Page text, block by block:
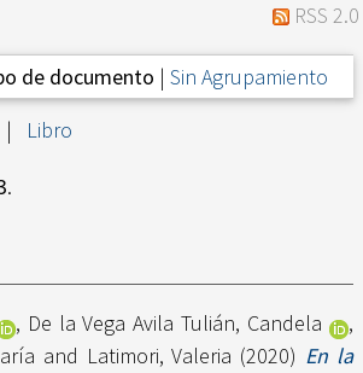
RSS 2.0
de documento | Sin Agrupamiento
| Libro
.
, De la Vega Avila Tulián, Candela
,
and Latimori, Valeria (2020) En la